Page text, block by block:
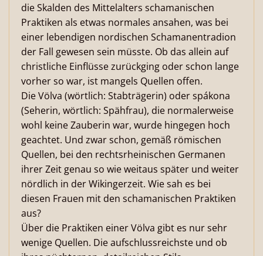
die Skalden des Mittelalters schamanischen
Praktiken als etwas normales ansahen, was bei
einer lebendigen nordischen Schamanentradion
der Fall gewesen sein müsste. Ob das allein auf
christliche Einflüsse zurückging oder schon lange
vorher so war, ist mangels Quellen offen.
Die Völva (wörtlich: Stabträgerin) oder spákona
(Seherin, wörtlich: Spähfrau), die normalerweise
wohl keine Zauberin war, wurde hingegen hoch
geachtet. Und zwar schon, gemäß römischen
Quellen, bei den rechtsrheinischen Germanen
ihrer Zeit genau so wie weitaus später und weiter
nördlich in der Wikingerzeit. Wie sah es bei
diesen Frauen mit den schamanischen Praktiken
aus?
Über die Praktiken einer Völva gibt es nur sehr
wenige Quellen. Die aufschlussreichste und ob